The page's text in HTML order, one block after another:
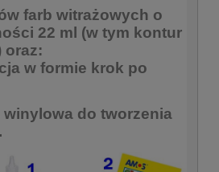
farb witrażowych o
22 ml (w tym kontur
oraz:
w formie krok po
winylowa do tworzenia